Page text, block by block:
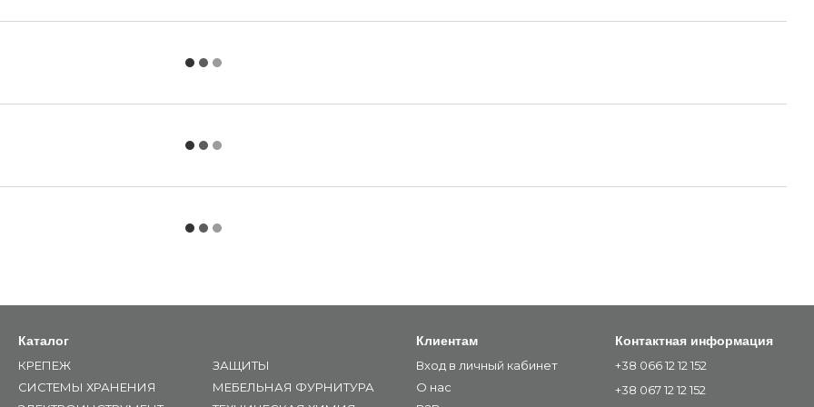
Каталог
КРЕПЕЖ
СИСТЕМЫ ХРАНЕНИЯ
ЗАЩИТЫ
МЕБЕЛЬНАЯ ФУРНИТУРА
Клиентам
Вход в личный кабинет
О нас
Контактная информация
+38 066 12 12 152
+38 067 12 12 152